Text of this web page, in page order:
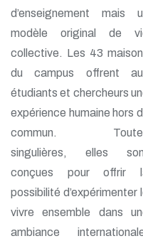
d’enseignement mais
modèle original de
collective. Les 43
du campus offrent
étudiants et chercheurs
expérience humaine hors
commun.
singulières, elles
conçues pour offrir
possibilité d’expérimenter
vivre ensemble dans
ambiance